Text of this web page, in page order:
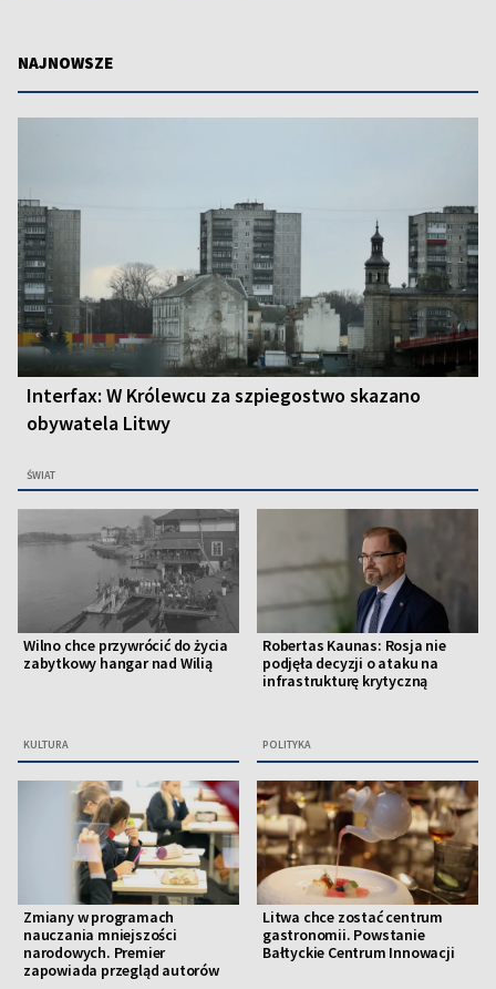
NAJNOWSZE
Interfax: W Królewcu za szpiegostwo skazano
obywatela Litwy
ŚWIAT
Wilno chce przywrócić do życia
zabytkowy hangar nad Wilią
KULTURA
Robertas Kaunas: Rosja nie
podjęła decyzji o ataku na
infrastrukturę krytyczną
POLITYKA
Zmiany w programach
nauczania mniejszości
narodowych. Premier
zapowiada przegląd autorów
Litwa chce zostać centrum
gastronomii. Powstanie
Bałtyckie Centrum Innowacji